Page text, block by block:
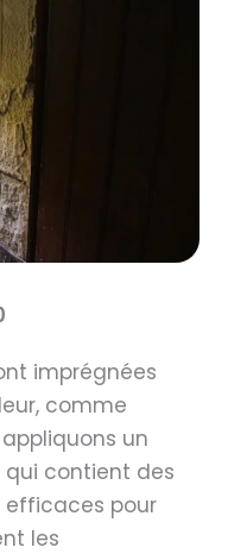
imprégnées
comme
un
contient des
efficaces pour
les